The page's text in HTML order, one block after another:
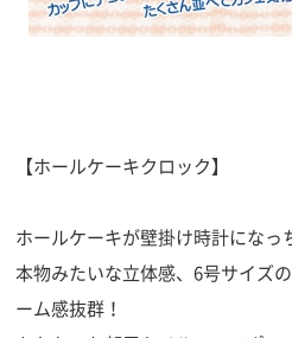
【ホールケーキクロック】
ホールケーキが壁掛け時計になっ
本物みたいな立体感、6号サイズ
ーム感抜群！